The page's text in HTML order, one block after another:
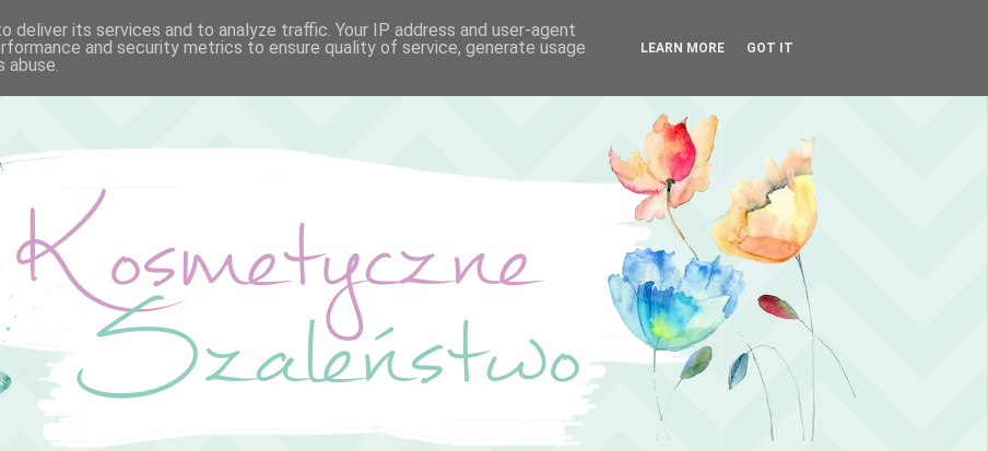
deliver its services and to analyze traffic. Your IP address and user-agent
and security metrics to ensure quality of service, generate usage
abuse.
LEARN MORE GOT IT